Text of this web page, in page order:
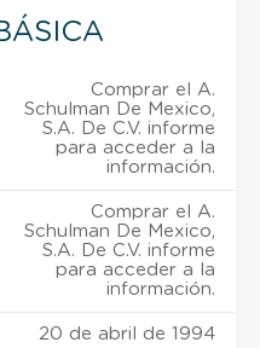
Comprar el A.
Schulman De Mexico,
S.A. De C.V. informe
para acceder a la
información.
Comprar el A.
Schulman De Mexico,
S.A. De C.V. informe
para acceder a la
información.
20 de abril de 1994